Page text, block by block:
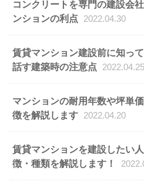
コンクリートを専門の建設会
ンションの利点
2022.04.30
賃貸マンション建設前に知っ
話す建築時の注意点
2022.04.25
マンションの耐用年数や坪単
徴を解説します
2022.04.20
賃貸マンションを建設したい
徴・種類を解説します！